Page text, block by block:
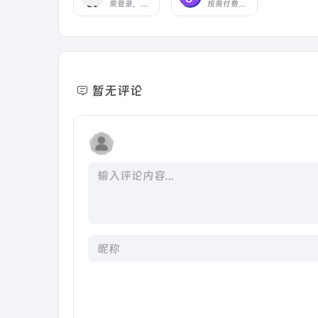
需登录，国内可用，AI聊天绘画 按需付费的AI应用平台
暂无评论